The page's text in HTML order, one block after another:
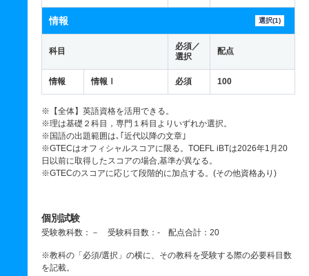
情報 選択(1)
科目
必須／
選択
配点
情報 情報Ⅰ 必須 100
※【全体】英語資格を活用できる。
※理は基礎２科目，専門１科目よりいずれか選択。
※国語の出題範囲は､｢近代以降の文章｣
※GTECはオフィシャルスコアに限る。TOEFL iBTは2026年1月20
日以前に取得したスコアの場合,基準が異なる。
※GTECのスコアに応じて段階的に加点する。(その他資格あり)
個別試験
受験教科数：－ 受験科目数：- 配点合計：20
※教科の「必須/選択」の横に、その教科を受験する際の必要科目数
を記載。